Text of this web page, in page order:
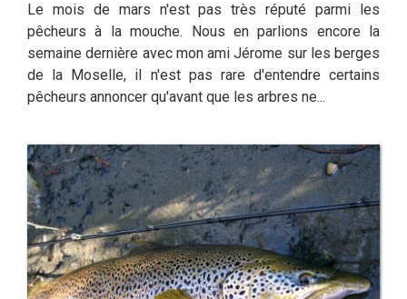
Le mois de mars n'est pas très réputé parmi les
pêcheurs à la mouche. Nous en parlions encore la
semaine dernière avec mon ami Jérome sur les berges
de la Moselle, il n'est pas rare d'entendre certains
pêcheurs annoncer qu'avant que les arbres ne...